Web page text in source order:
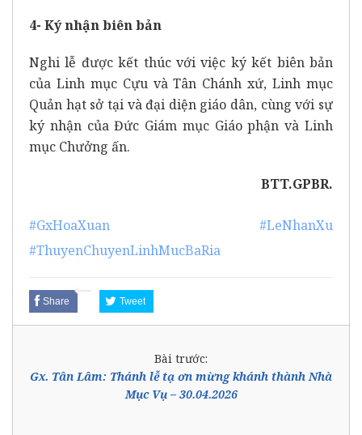
4- Ký nhận biên bản
Nghi lễ được kết thúc với việc ký kết biên bản
của Linh mục Cựu và Tân Chánh xứ, Linh mục
Quản hạt sở tại và đại diện giáo dân, cùng với sự
ký nhận của Đức Giám mục Giáo phận và Linh
mục Chưởng ấn.
BTT.GPBR.
#GxHoaXuan
#LeNhanXu
#ThuyenChuyenLinhMucBaRia
Share Tweet
Bài trước:
Gx. Tân Lâm: Thánh lễ tạ ơn mừng khánh thành Nhà
Mục Vụ – 30.04.2026